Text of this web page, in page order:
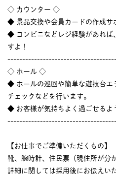
◇ カウンター ◇
◆ 景品交換や会員カードの作成サ
◆ コンビニなどレジ経験があれば
すよ！
◇ ホール ◇
◆ ホールの巡回や簡単な遊技台エ
チェックなどを行います。
◆ お客様が気持ちよく過ごせるよ
【お仕事でご準備いただくもの】
靴、腕時計、住民票（現住所が分
詳細に関しては採用後にお伝えい